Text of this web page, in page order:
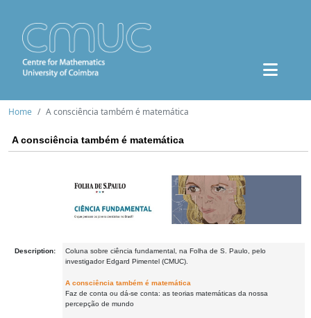
Home A consciência também é matemática
A consciência também é matemática
Description:
Coluna sobre ciência fundamental, na Folha de S. Paulo, pelo
investigador Edgard Pimentel (CMUC).
A consciência também é matemática
Faz de conta ou dá-se conta: as teorias matemáticas da nossa
percepção de mundo